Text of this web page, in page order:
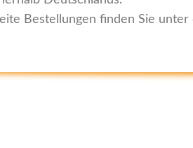
Bestellungen finden Sie unter